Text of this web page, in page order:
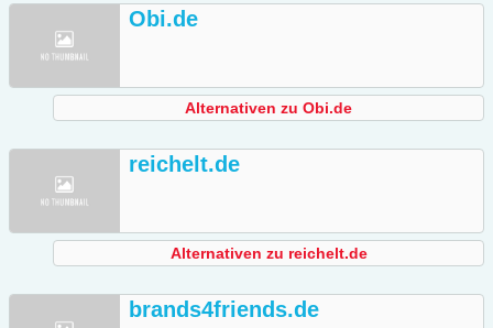
Obi.de
Alternativen zu Obi.de
reichelt.de
Alternativen zu reichelt.de
brands4friends.de